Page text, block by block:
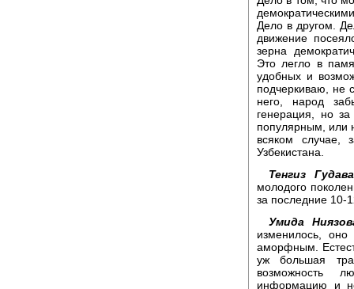
Дело в другом.
движение
зерна
Это легло в
удобных и
подчеркиваю, не
него, народ
генерация, но
популярным, или
всяком случае,
Узбекистана.
Тенгиз
молодого
за последние 10-
Умида
изменилось,
аморфным.
уж большая
возможность
информацию и